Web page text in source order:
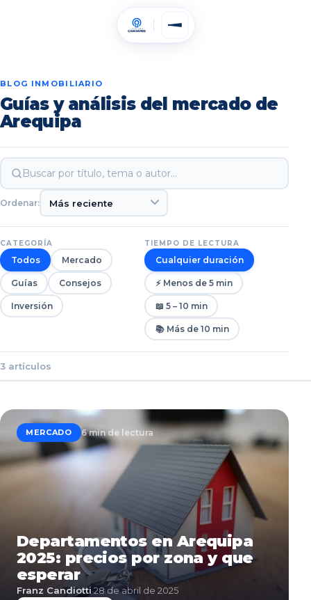
BLOG INMOBILIARIO
Guías y análisis del mercado de
Arequipa
Ordenar:
CATEGORÍA
Todos Mercado
Guías Consejos
Inversión
TIEMPO DE LECTURA
Cualquier duración
⚡ Menos de 5 min
📖 5 – 10 min
📚 Más de 10 min
3 artículos
MERCADO 6min de lectura
Departamentos en Arequipa
2025: precios por zona y que
esperar
Franz Candiotti·28 de abril de 2025